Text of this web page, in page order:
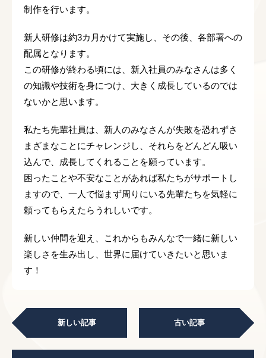
制作を行います。
新人研修は約3カ月かけて実施し、その後、各部署への
配属となります。
この研修が終わる頃には、新入社員のみなさんは多く
の知識や技術を身につけ、大きく成長しているのでは
ないかと思います。
私たち先輩社員は、新人のみなさんが失敗を恐れずさ
まざまなことにチャレンジし、それらをどんどん吸い
込んで、成長してくれることを願っています。
困ったことや不安なことがあれば私たちがサポートし
ますので、一人で悩まず周りにいる先輩たちを気軽に
頼ってもらえたらうれしいです。
新しい仲間を迎え、これからもみんなで一緒に新しい
楽しさを生み出し、世界に届けていきたいと思いま
す！
新しい記事 古い記事